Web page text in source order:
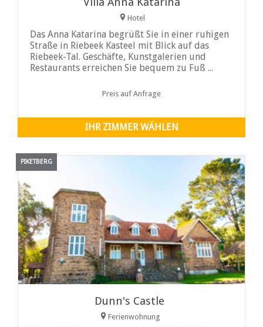
Hotel
Das Anna Katarina begrüßt Sie in einer ruhigen
Straße in Riebeek Kasteel mit Blick auf das
Riebeek-Tal. Geschäfte, Kunstgalerien und
Restaurants erreichen Sie bequem zu Fuß ...
Preis auf Anfrage
IHR ZIMMER WÄHLEN
PIKETBERG
Dunn's Castle
Ferienwohnung